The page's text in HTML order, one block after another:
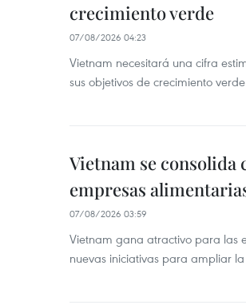
crecimiento verde
07/08/2026 04:23
Vietnam necesitará una cifra
sus objetivos de crecimiento
Vietnam se
empresas
07/08/2026 03:59
Vietnam gana atractivo para las
nuevas iniciativas para ampliar